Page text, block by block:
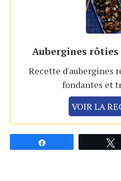
Aubergines
Recette d'aubergines
fondantes et
VOIR LA